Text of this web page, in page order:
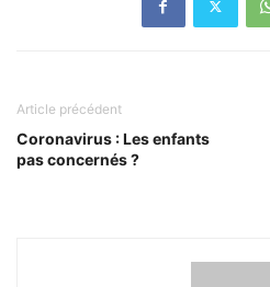
Article précédent
Coronavirus : Les enfants
pas concernés ?